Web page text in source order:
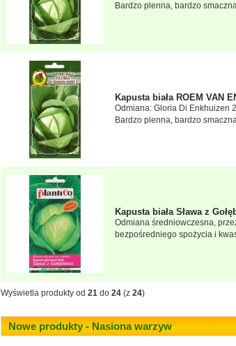
Bardzo plenna, bardzo
Kapusta biała ROEM VAN
Odmiana: Gloria Di Enkhuizen
Bardzo plenna, bardzo
Kapusta biała Sława z
Odmiana średniowczesna,
bezpośredniego spożycia i
Wyświetla produkty od 21 do 24 (z 24)
Nowe produkty - Nasiona warzyw